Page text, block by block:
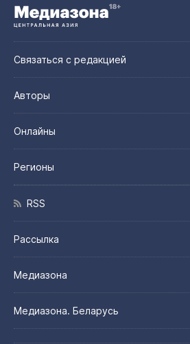
Связаться с редакцией
Авторы
Онлайны
Регионы
RSS
Рассылка
Медиазона
Медиазона. Беларусь